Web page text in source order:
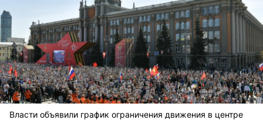
Власти объявили график ограничения движения в центре